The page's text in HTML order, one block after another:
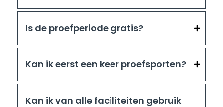
Is de proefperiode gratis?
Kan ik eerst een keer proefsporten?
Kan ik van alle faciliteiten gebruik